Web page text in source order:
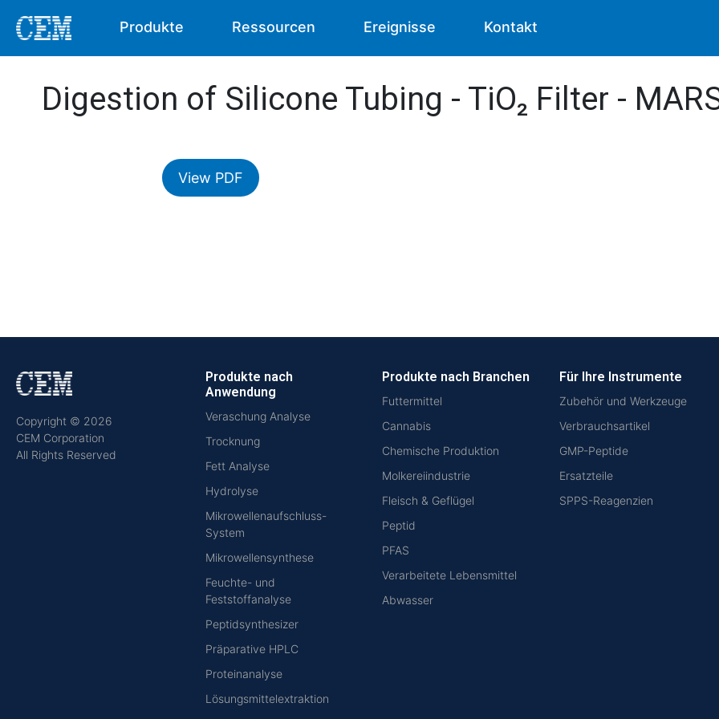
Produkte Ressourcen Ereignisse Kontakt
Digestion of Silicone Tubing - TiO₂ Filter -
View PDF
Copyright © 2026
CEM Corporation
All Rights Reserved
Produkte nach
Anwendung
Veraschung Analyse
Trocknung
Fett Analyse
Hydrolyse
Mikrowellenaufschluss-
System
Mikrowellensynthese
Feuchte- und
Feststoffanalyse
Peptidsynthesizer
Präparative HPLC
Proteinanalyse
Lösungsmittelextraktion
Produkte nach Branchen
Futtermittel
Cannabis
Chemische Produktion
Molkereiindustrie
Fleisch & Geflügel
Peptid
PFAS
Verarbeitete Lebensmittel
Abwasser
Für Ihre Instrumente
Zubehör und Werkzeuge
Verbrauchsartikel
GMP-Peptide
Ersatzteile
SPPS-Reagenzien